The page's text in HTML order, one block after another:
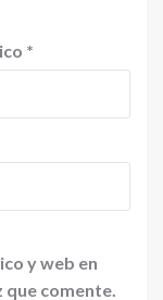
*
y web en
comente.